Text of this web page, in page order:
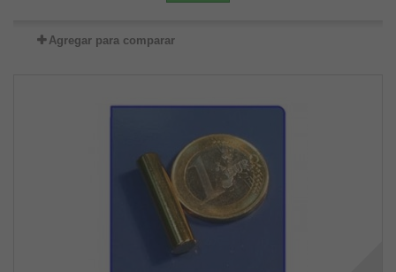
Agregar para comparar